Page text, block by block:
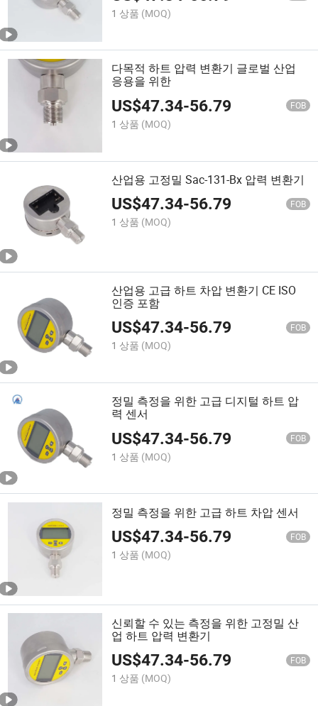
1 상품 (MOQ)
다목적 하트 압력 변환기 글로벌 산업
응용을 위한
US$47.34-56.79 FOB
1 상품 (MOQ)
산업용 고정밀 Sac-131-Bx 압력 변환기
US$47.34-56.79 FOB
1 상품 (MOQ)
산업용 고급 하트 차압 변환기 CE ISO
인증 포함
US$47.34-56.79 FOB
1 상품 (MOQ)
정밀 측정을 위한 고급 디지털 하트 압
력 센서
US$47.34-56.79 FOB
1 상품 (MOQ)
정밀 측정을 위한 고급 하트 차압 센서
US$47.34-56.79 FOB
1 상품 (MOQ)
신뢰할 수 있는 측정을 위한 고정밀 산
업 하트 압력 변환기
US$47.34-56.79 FOB
1 상품 (MOQ)